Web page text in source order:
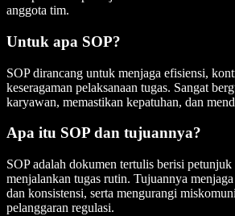
anggota tim.
Untuk apa SOP?
SOP dirancang untuk menjaga efisiensi,
keseragaman pelaksanaan tugas. Sangat
karyawan, memastikan kepatuhan, dan
Apa itu SOP dan tujuannya?
SOP adalah dokumen tertulis berisi
menjalankan tugas rutin. Tujuannya
dan konsistensi, serta mengurangi
pelanggaran regulasi.